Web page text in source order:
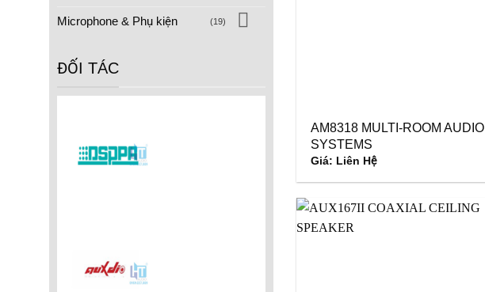
Microphone & Phụ kiện (19)
ĐỐI TÁC
AM8318 MULTI-ROOM AUDIO
SYSTEMS
Giá: Liên Hệ